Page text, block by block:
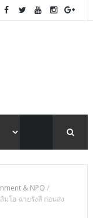
& NPO /
มโอ ฉายรังสี ก่อนส่ง